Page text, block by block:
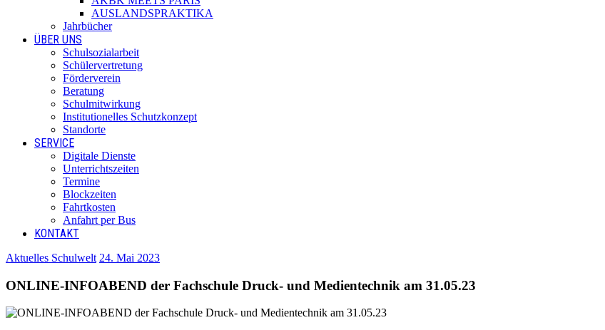
AUSLANDSPRAKTIKA
Jahrbücher
ÜBER UNS
Schulsozialarbeit
Schülervertretung
Förderverein
Beratung
Schulmitwirkung
Institutionelles Schutzkonzept
Standorte
SERVICE
Digitale Dienste
Unterrichtszeiten
Termine
Blockzeiten
Fahrtkosten
Anfahrt per Bus
KONTAKT
Aktuelles Schulwelt 24. Mai 2023
ONLINE-INFOABEND der Fachschule Druck- und Medientechnik am 31.05.23